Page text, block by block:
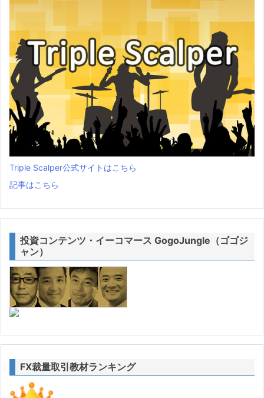
Triple Scalper公式サイトはこちら
記事はこちら
投資コンテンツ・イーコマース GogoJungle（ゴゴジ
ャン）
FX裁量取引教材ランキング